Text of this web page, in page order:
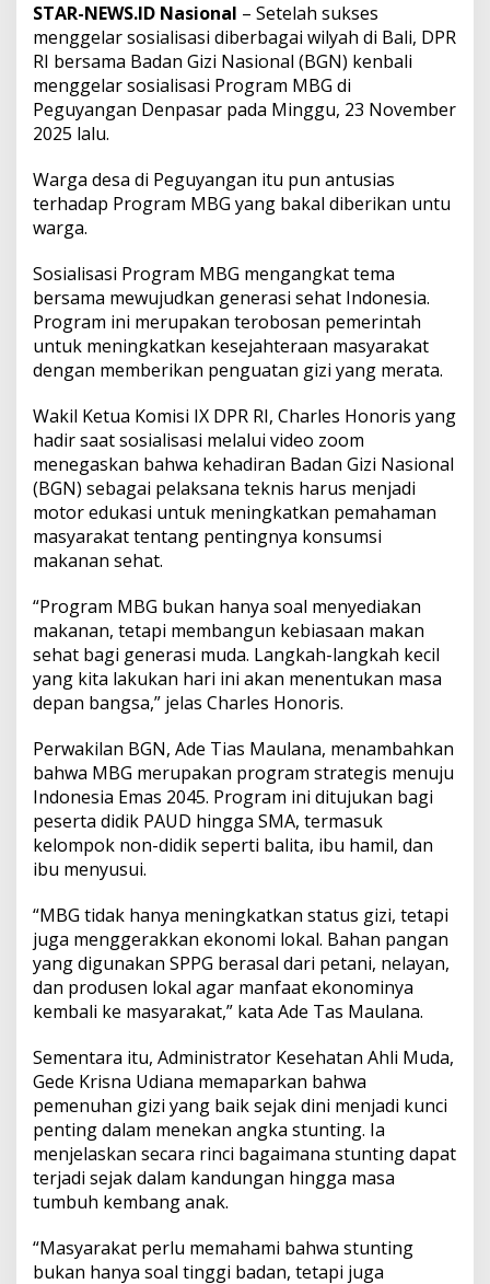
n
t
u
s
i
a
a
m
b
P
r
o
g
r
a
M
B
G
STAR-NEWS.ID Nasional – Setelah sukses
menggelar sosialisasi diberbagai wilyah di Bali, DPR
RI bersama Badan Gizi Nasional (BGN) kenbali
menggelar sosialisasi Program MBG di
Peguyangan Denpasar pada Minggu, 23 November
2025 lalu.
Warga desa di Peguyangan itu pun antusias
terhadap Program MBG yang bakal diberikan untu
warga.
Sosialisasi Program MBG mengangkat tema
bersama mewujudkan generasi sehat Indonesia.
Program ini merupakan terobosan pemerintah
untuk meningkatkan kesejahteraan masyarakat
dengan memberikan penguatan gizi yang merata.
Wakil Ketua Komisi IX DPR RI, Charles Honoris yang
hadir saat sosialisasi melalui video zoom
menegaskan bahwa kehadiran Badan Gizi Nasional
(BGN) sebagai pelaksana teknis harus menjadi
motor edukasi untuk meningkatkan pemahaman
masyarakat tentang pentingnya konsumsi
makanan sehat.
“Program MBG bukan hanya soal menyediakan
makanan, tetapi membangun kebiasaan makan
sehat bagi generasi muda. Langkah-langkah kecil
yang kita lakukan hari ini akan menentukan masa
depan bangsa,” jelas Charles Honoris.
Perwakilan BGN, Ade Tias Maulana, menambahkan
bahwa MBG merupakan program strategis menuju
Indonesia Emas 2045. Program ini ditujukan bagi
peserta didik PAUD hingga SMA, termasuk
kelompok non-didik seperti balita, ibu hamil, dan
ibu menyusui.
“MBG tidak hanya meningkatkan status gizi, tetapi
juga menggerakkan ekonomi lokal. Bahan pangan
yang digunakan SPPG berasal dari petani, nelayan,
dan produsen lokal agar manfaat ekonominya
kembali ke masyarakat,” kata Ade Tas Maulana.
Sementara itu, Administrator Kesehatan Ahli Muda,
Gede Krisna Udiana memaparkan bahwa
pemenuhan gizi yang baik sejak dini menjadi kunci
penting dalam menekan angka stunting. Ia
menjelaskan secara rinci bagaimana stunting dapat
terjadi sejak dalam kandungan hingga masa
tumbuh kembang anak.
“Masyarakat perlu memahami bahwa stunting
bukan hanya soal tinggi badan, tetapi juga